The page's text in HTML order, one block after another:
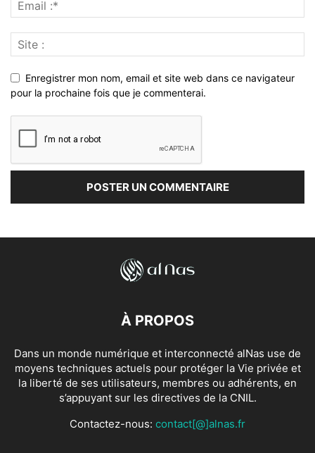
Enregistrer mon nom, email et site web dans ce navigateur
pour la prochaine fois que je commenterai.
À PROPOS
Dans un monde numérique et interconnecté alNas use de
moyens techniques actuels pour protéger la Vie privée et
la liberté de ses utilisateurs, membres ou adhérents, en
s’appuyant sur les directives de la CNIL.
Contactez-nous: contact[@]alnas.fr